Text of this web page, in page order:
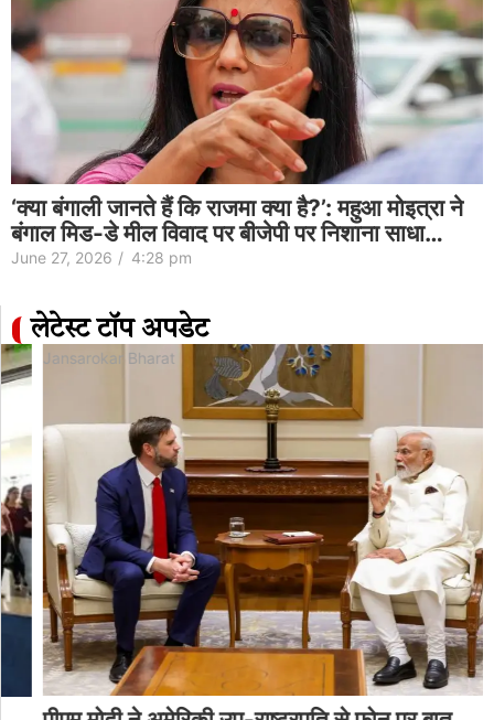
‘क्या बंगाली जानते हैं कि राजमा क्या है?’: महुआ मोइत्रा ने
बंगाल मिड-डे मील विवाद पर बीजेपी पर निशाना साधा…
June 27, 2026 / 4:28 pm
लेटेस्ट टॉप अपडेट
Jansarokar Bharat